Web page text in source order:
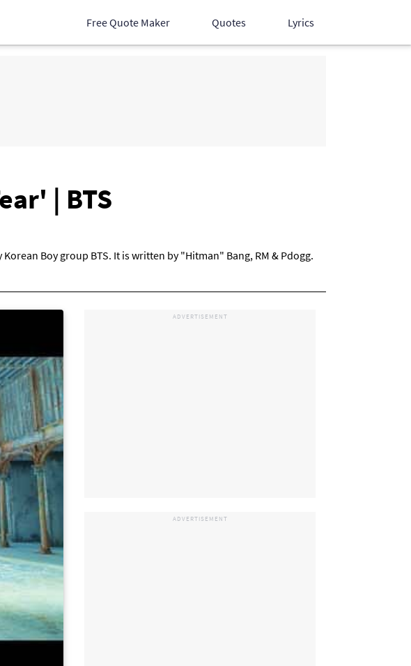
Free Quote Maker Quotes Lyrics
| BTS
Boy group BTS. It is written by "Hitman" Bang, RM & Pdogg.